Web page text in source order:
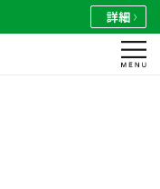
詳細